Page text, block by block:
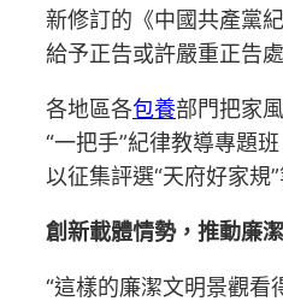
新修訂的《中國共產黨
給予正告或許嚴重正告
各地區各包養部門把家
“一把手”紀律教導專題
以征集評選“天府好家規
創新載體情勢，推動廉
“這樣的廉潔文明景觀看